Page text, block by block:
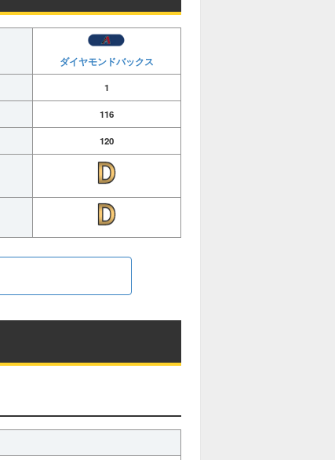
ダイヤモンドバックス
1
116
120